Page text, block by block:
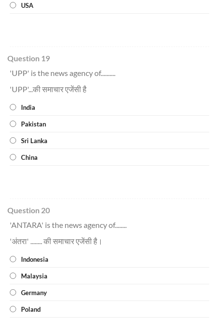
USA
Question 19
'UPP' is the news agency of..........
'UPP'...की समाचार एजेंसी है
India
Pakistan
Sri Lanka
China
Question 20
'ANTARA' is the news agency of........
'अंतरा' ........ की समाचार एजेंसी है।
Indonesia
Malaysia
Germany
Poland